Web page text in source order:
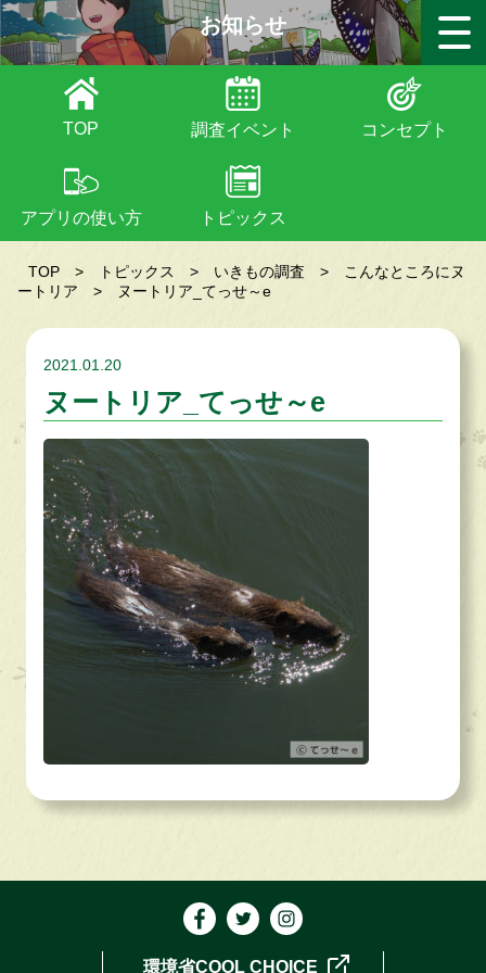
お知らせ
TOP 調査イベント コンセプト
アプリの使い方 トピックス
TOP > トピックス > いきもの調査 >
こんなところにヌ
ートリア
> ヌートリア_てっせ～e
2021.01.20
ヌートリア_てっせ～e
環境省COOL CHOICE